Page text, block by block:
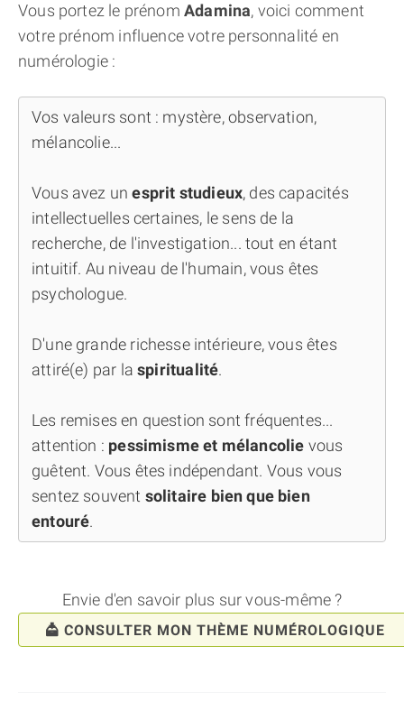
Vous portez le prénom Adamina, voici comment
votre prénom influence votre personnalité en
numérologie :
Vos valeurs sont : mystère, observation,
mélancolie...
Vous avez unesprit studieux, des capacités
intellectuelles certaines, le sens de la
recherche, de l'investigation... tout en étant
intuitif. Au niveau de l'humain, vous êtes
psychologue.
D'une grande richesse intérieure, vous êtes
attiré(e) par laspiritualité.
Les remises en question sont fréquentes...
attention : pessimisme et mélancolie vous
guêtent. Vous êtes indépendant. Vous vous
sentez souvent solitaire bien que bien
entouré.
Envie d'en savoir plus sur vous-même ?
CONSULTER MON THÈME NUMÉROLOGIQUE